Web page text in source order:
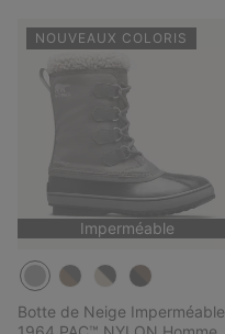
NOUVEAUX COLORIS
Imperméable
Botte de Neige Imperméable